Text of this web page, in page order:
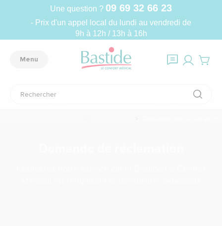
Une question ? 09 69 32 66 23
- Prix d'un appel local du lundi au vendredi de
9h à 12h / 13h à 16h
Menu